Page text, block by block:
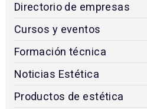
Directorio de empresas
Cursos y eventos
Formación técnica
Noticias Estética
Productos de estética